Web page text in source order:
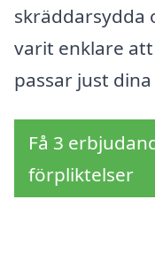
skräddarsydda
varit enklare
passar just
Få 3
förpliktelser